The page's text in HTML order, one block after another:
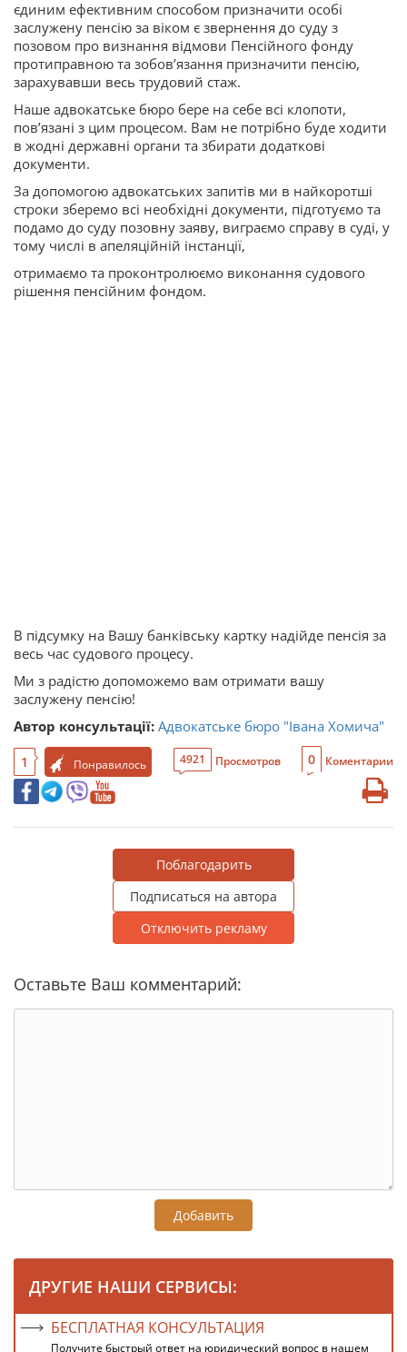
єдиним ефективним способом призначити особі
заслужену пенсію за віком є звернення до суду з
позовом про визнання відмови Пенсійного фонду
протиправною та зобов’язання призначити пенсію,
зарахувавши весь трудовий стаж.
Наше адвокатське бюро бере на себе всі клопоти,
пов’язані з цим процесом. Вам не потрібно буде ходити
в жодні державні органи та збирати додаткові
документи.
За допомогою адвокатських запитів ми в найкоротші
строки зберемо всі необхідні документи, підготуємо та
подамо до суду позовну заяву, виграємо справу в суді, у
тому числі в апеляційній інстанції,
отримаємо та проконтролюємо виконання судового
рішення пенсійним фондом.
В підсумку на Вашу банківську картку надійде пенсія за
весь час судового процесу.
Ми з радістю допоможемо вам отримати вашу
заслужену пенсію!
Автор консультації: Адвокатське бюро "Івана Хомича"
1 Понравилось 4921 Просмотров 0 Коментарии
Поблагодарить
Подписаться на автора
Отключить рекламу
Оставьте Ваш комментарий:
Добавить
ДРУГИЕ НАШИ СЕРВИСЫ:
БЕСПЛАТНАЯ КОНСУЛЬТАЦИЯ
Получите быстрый ответ на юридический вопрос в нашем